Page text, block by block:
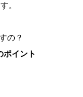
。
の？
ポイント